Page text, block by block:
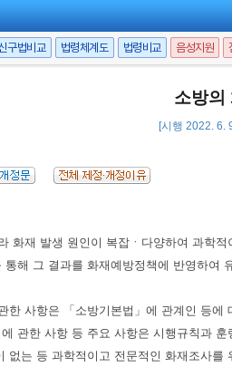
구법비교 법령체계도 법령비교 음성지원
소방의
[시행 2022. 6.
화재 발생 원인이 복잡ㆍ다양하여 과학
통해 그 결과를 화재예방정책에 반영하
한 사항은 「소방기본법」에 관계인 등
관한 사항 등 주요 사항은 시행규칙과
없는 등 과학적이고 전문적인 화재조사